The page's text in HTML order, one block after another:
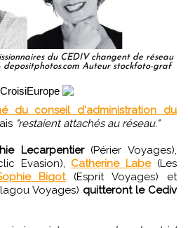
du CEDIV changent de réseau
depositphotos.com Auteur stockfoto-graf
du conseil d'administration du
"restaient attachés au réseau."
Lecarpentier(Périer Voyages),
Evasion), Catherine Labe(Les
Bigot(Esprit Voyages) et
Voyages) quitteront le Cediv